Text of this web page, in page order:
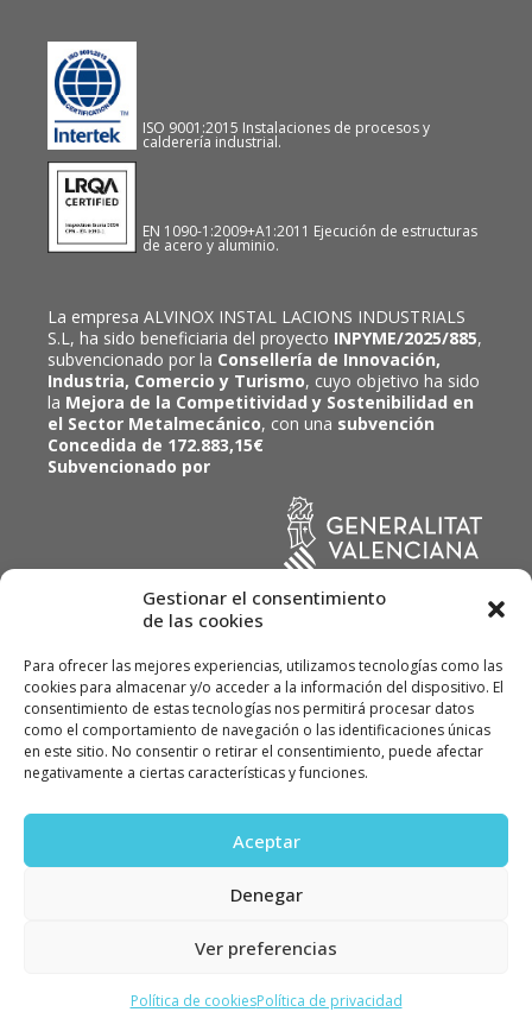
Gestionar el consentimiento
de las cookies
Para ofrecer las mejores experiencias, utilizamos tecnologías como las
cookies para almacenar y/o acceder a la información del dispositivo. El
consentimiento de estas tecnologías nos permitirá procesar datos
como el comportamiento de navegación o las identificaciones únicas
en este sitio. No consentir o retirar el consentimiento, puede afectar
negativamente a ciertas características y funciones.
Aceptar
Denegar
Ver preferencias
Política de cookiesPolítica de privacidad
ISO 9001:2015 Instalaciones de procesos y
calderería industrial.
EN 1090-1:2009+A1:2011 Ejecución de estructuras
de acero y aluminio.
La empresa ALVINOX INSTAL LACIONS INDUSTRIALS
S.L, ha sido beneficiaria del proyecto INPYME/2025/885,
subvencionado por la Consellería de Innovación,
Industria, Comercio y Turismo, cuyo objetivo ha sido
la Mejora de la Competitividad y Sostenibilidad en
el Sector Metalmecánico, con una subvención
Concedida de 172.883,15€
Subvencionado por
© ALVINOX, Instal·lacions Industrials, SL 2022
Política de calidad
Política de cookies